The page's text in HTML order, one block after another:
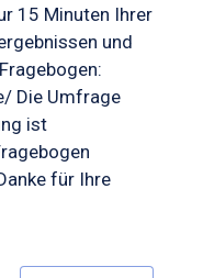
15 Minuten Ihrer
und
Die Umfrage
ist
für Ihre